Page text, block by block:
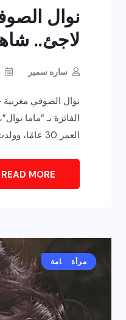
لاجئ..
ساره سمير
نوال الصوفي
الفائزة بـ “ماما
العمر 30 عامًا، وولدت لأبوين مغربيين في إيطاليا، وبدأت رحلة عملها التطوعي منذ أن كانت في […]
READ MORE
أخبار عامة
صحة
مرأة